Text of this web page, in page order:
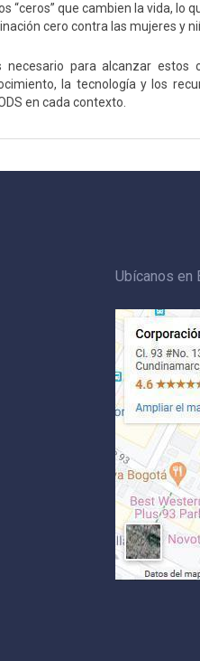
“ceros” que cambien la vida, lo
cero contra las mujeres y
para alcanzar estos
la tecnología y los
en cada contexto.
Ubícanos en